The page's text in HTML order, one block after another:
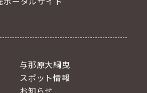
与那原大綱曳
スポット情報
お知らせ